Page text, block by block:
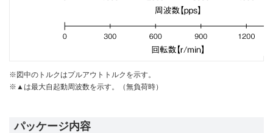
※図中のトルクはプルアウトトルクを示す。
※▲は最大自起動周波数を示す。（無負荷時）
パッケージ内容